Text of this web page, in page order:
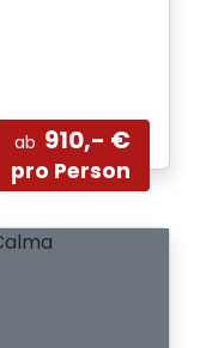
ab 910,- €
pro Person